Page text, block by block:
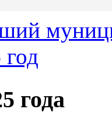
года